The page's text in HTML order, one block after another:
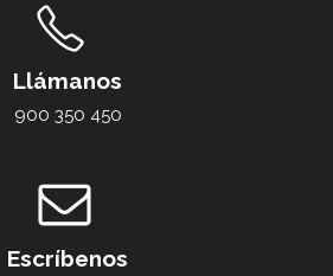
Llámanos
900 350 450
Escríbenos